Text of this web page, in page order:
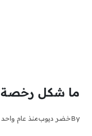
ما شكل رخصة
Byخضر ديوبمنذ عام واحد